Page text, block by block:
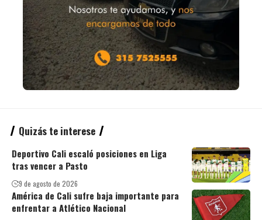
Quizás te interese
Deportivo Cali escaló posiciones en Liga
tras vencer a Pasto
9 de agosto de 2026
América de Cali sufre baja importante para
enfrentar a Atlético Nacional